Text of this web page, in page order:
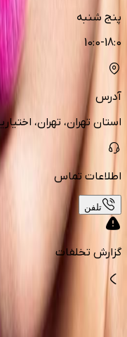
پنج شنبه
10:0-18:0
آدرس
استان تهران، تهران،
اطلاعات تماس
تلفن
گزارش تخلفات